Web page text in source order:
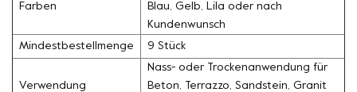
Farben
Blau, Gelb, Lila oder nach
Kundenwunsch
Mindestbestellmenge 9 Stück
Verwendung
Nass- oder Trockenanwendung für
Beton, Terrazzo, Sandstein, Granit